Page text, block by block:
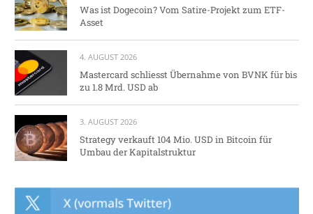
Was ist Dogecoin? Vom Satire-Projekt zum ETF-
Asset
4. AUGUST 2026
Mastercard schliesst Übernahme von BVNK für bis
zu 1.8 Mrd. USD ab
3. AUGUST 2026
Strategy verkauft 104 Mio. USD in Bitcoin für
Umbau der Kapitalstruktur